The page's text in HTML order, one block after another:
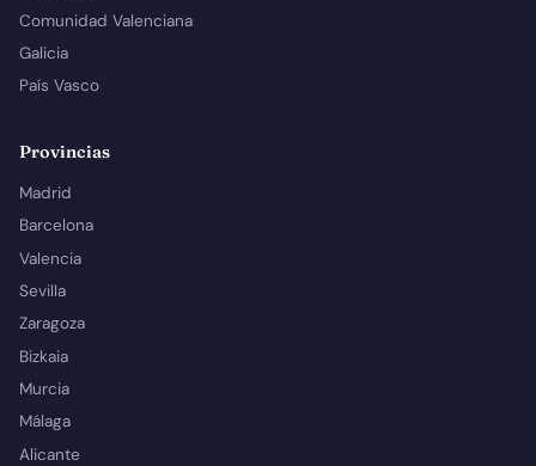
Comunidad Valenciana
Galicia
País Vasco
Provincias
Madrid
Barcelona
Valencia
Sevilla
Zaragoza
Bizkaia
Murcia
Málaga
Alicante